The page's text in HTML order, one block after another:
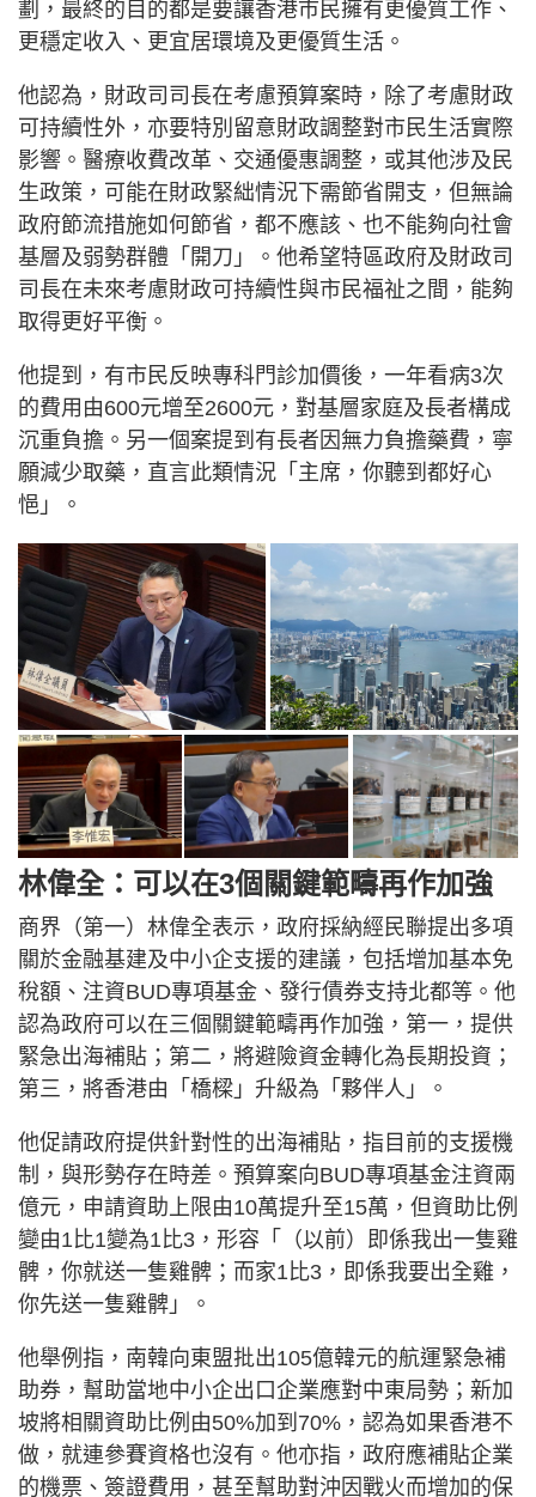
劃，最終的目的都是要讓香港市民擁有更優質工作、
更穩定收入、更宜居環境及更優質生活。
他認為，財政司司長在考慮預算案時，除了考慮財政
可持續性外，亦要特別留意財政調整對市民生活實際
影響。醫療收費改革、交通優惠調整，或其他涉及民
生政策，可能在財政緊絀情況下需節省開支，但無論
政府節流措施如何節省，都不應該、也不能夠向社會
基層及弱勢群體「開刀」。他希望特區政府及財政司
司長在未來考慮財政可持續性與市民福祉之間，能夠
取得更好平衡。
他提到，有市民反映專科門診加價後，一年看病3次
的費用由600元增至2600元，對基層家庭及長者構成
沉重負擔。另一個案提到有長者因無力負擔藥費，寧
願減少取藥，直言此類情況「主席，你聽到都好心
悒」。
林偉全：可以在3個關鍵範疇再作加強
商界（第一）林偉全表示，政府採納經民聯提出多項
關於金融基建及中小企支援的建議，包括增加基本免
稅額、注資BUD專項基金、發行債券支持北都等。他
認為政府可以在三個關鍵範疇再作加強，第一，提供
緊急出海補貼；第二，將避險資金轉化為長期投資；
第三，將香港由「橋樑」升級為「夥伴人」。
他促請政府提供針對性的出海補貼，指目前的支援機
制，與形勢存在時差。預算案向BUD專項基金注資兩
億元，申請資助上限由10萬提升至15萬，但資助比例
變由1比1變為1比3，形容「（以前）即係我出一隻雞
髀，你就送一隻雞髀；而家1比3，即係我要出全雞，
你先送一隻雞髀」。
他舉例指，南韓向東盟批出105億韓元的航運緊急補
助券，幫助當地中小企出口企業應對中東局勢；新加
坡將相關資助比例由50%加到70%，認為如果香港不
做，就連參賽資格也沒有。他亦指，政府應補貼企業
的機票、簽證費用，甚至幫助對沖因戰火而增加的保